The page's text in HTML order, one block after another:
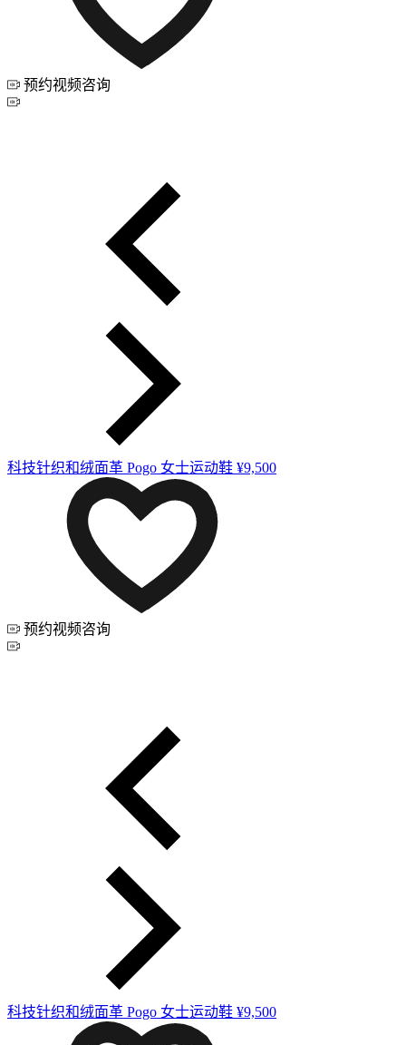
预约视频咨询
科技针织和绒面革 Pogo 女士运动鞋 ¥9,500
预约视频咨询
科技针织和绒面革 Pogo 女士运动鞋 ¥9,500